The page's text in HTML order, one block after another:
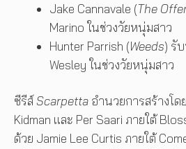
Jake Cannavale (The
Marino ในช่วงวัยหนุ่มสาว
Hunter Parrish (Weeds) รั
Wesley ในช่วงวัยหนุ่มสาว
ซีรีส์Scarpetta อำนวยการสร้างโด
Kidman และ Per Saari ภายใต้
ด้วย Jamie Lee Curtis ภายใต้